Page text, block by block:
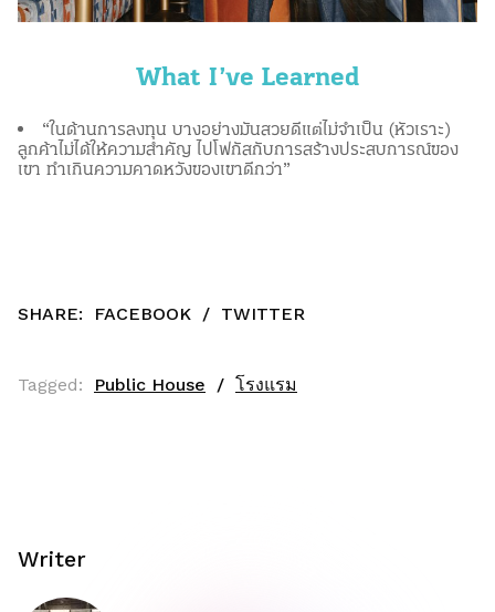
What I’ve Learned
“ในด้านการลงทุน บางอย่างมันสวยดีแต่ไม่จำเป็น (หัวเราะ)
ลูกค้าไม่ได้ให้ความสำคัญ ไปโฟกัสกับการสร้างประสบการณ์ของ
เขา ทำเกินความคาดหวังของเขาดีกว่า”
SHARE: FACEBOOK / TWITTER
Tagged: Public House โรงแรม
Writer